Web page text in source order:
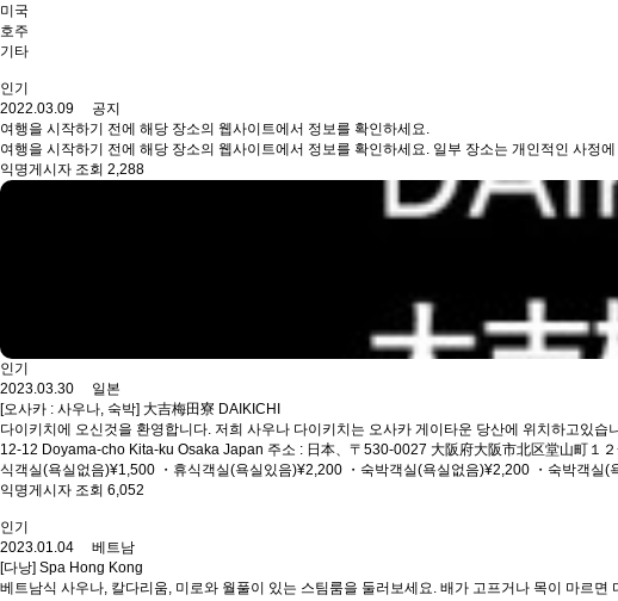
미국
호주
기타
인기
2022.03.09 공지
여행을 시작하기 전에 해당 장소의 웹사이트에서 정보를 확인하세요.
여행을 시작하기 전에 해당 장소의 웹사이트에서 정보를 확인하세요. 일부 장소는 개인적인 사정
익명게시자 조회 2,288
인기
2023.03.30 일본
[오사카 : 사우나, 숙박] 大吉梅田寮 DAIKICHI
다이키치에 오신것을 환영합니다. 저희 사우나 다이키치는 오사카 게이타운 당산에 위치하고있
12-12 Doyama-cho Kita-ku Osaka Japan 주소 : 日本、〒530-0027 大阪府大阪市北区堂山町
식객실(욕실없음)¥1,500 ・휴식객실(욕실있음)¥2,200 ・숙박객실(욕실없음)¥2,200 ・숙박객
익명게시자 조회 6,052
인기
2023.01.04 베트남
[다낭] Spa Hong Kong
베트남식 사우나, 칼다리움, 미로와 월풀이 있는 스팀룸을 둘러보세요. 배가 고프거나 목이 마르